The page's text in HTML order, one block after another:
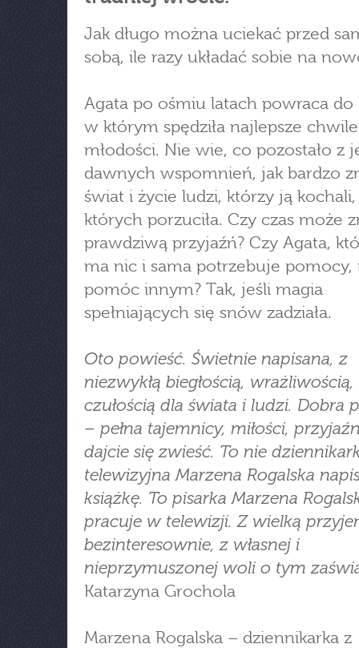
Jak długo można uciekać przed
sobą, ile razy układać sobie na
Agata po ośmiu latach powraca do
w którym spędziła najlepsze
młodości. Nie wie, co pozostało z
dawnych wspomnień, jak bardzo
świat i życie ludzi, którzy ją kochali,
których porzuciła. Czy czas może
prawdziwą przyjaźń? Czy Agata,
ma nic i sama potrzebuje pomocy,
pomóc innym? Tak, jeśli magia
spełniających się snów zadziała.
Oto powieść. Świetnie napisana, z
niezwykłą biegłością, wrażliwością,
czułością dla świata i ludzi. Dobra
– pełna tajemnicy, miłości,
dajcie się zwieść. To nie
telewizyjna Marzena Rogalska
książkę. To pisarka Marzena
pracuje w telewizji. Z wielką
bezinteresownie, z własnej i
nieprzymuszonej woli o tym
Katarzyna Grochola
Marzena Rogalska – dziennikarka z